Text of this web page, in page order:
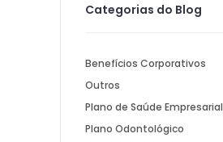
Categorias do Blog
Benefícios Corporativos
Outros
Plano de Saúde Empresarial
Plano Odontológico